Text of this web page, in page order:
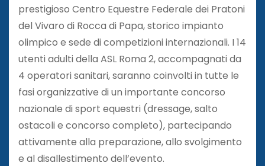
prestigioso Centro Equestre Federale dei Pratoni
del Vivaro di Rocca di Papa, storico impianto
olimpico e sede di competizioni internazionali. I 14
utenti adulti della ASL Roma 2, accompagnati da
4 operatori sanitari, saranno coinvolti in tutte le
fasi organizzative di un importante concorso
nazionale di sport equestri (dressage, salto
ostacoli e concorso completo), partecipando
attivamente alla preparazione, allo svolgimento
e al disallestimento dell’evento.